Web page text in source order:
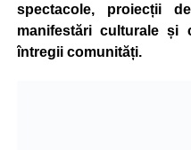
Adaugă-ne
spectacole, proiecții
manifestări culturale și
întregii comunități.